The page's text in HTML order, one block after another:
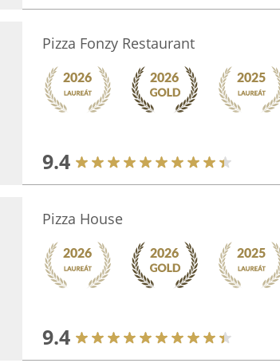
Pizza Fonzy Restaurant
9.4
Pizza House
9.4